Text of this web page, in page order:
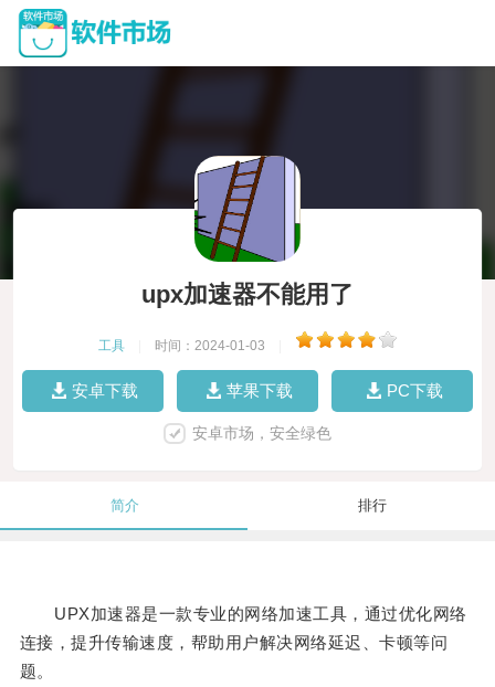
upx加速器不能用了
工具 时间：2024-01-03
安卓下载 苹果下载 PC下载
安卓市场，安全绿色
简介 排行
UPX加速器是一款专业的网络加速工具，通过优化网络
连接，提升传输速度，帮助用户解决网络延迟、卡顿等问
题。